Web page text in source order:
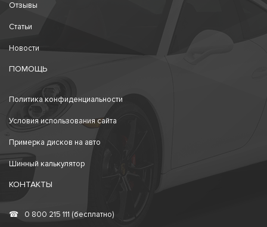
Отзывы
Статьи
Новости
ПОМОЩЬ
Политика конфиденциальности
Условия использования сайта
Примерка дисков на авто
Шинный калькулятор
КОНТАКТЫ
☎ 0 800 215 111 (бесплатно)